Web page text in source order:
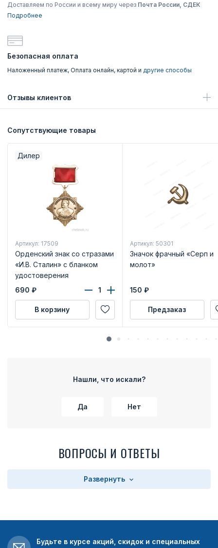
Доставляем по России и всему миру через Почта России, СДЕК
Подробнее
Безопасная оплата
Наложенный платеж, Оплата онлайн, картой и другие способы
Отзывы клиентов
Сопутствующие товары
Дилер
Артикул: 17509
Орденский знак со стразами
«И.В. Сталин» с бланком
удостоверения
690 ₽
В корзину
Артикул: 50301
Значок фрачный «Серп и
молот»
150 ₽
Предзаказ
Нашли, что искали?
Да Нет
ВОПРОСЫ И ОТВЕТЫ
Развернуть
Будьте в курсе акций, скидок и специальных